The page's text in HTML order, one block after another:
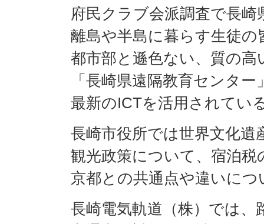
府民クラブ会派調査で長
離島や半島に暮らす生徒の
都市部と遜色ない、質の高
「長崎県遠隔教育センター
最新のICTを活用されてい
長崎市役所では世界文化遺
観光政策について、宿泊税
京都との共通点や違いにつ
長崎電気軌道（株）では、